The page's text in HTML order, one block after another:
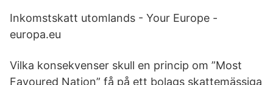
Inkomstskatt utomlands - Your Europe -
europa.eu
Vilka konsekvenser skull en princip om ”Most
Favoured Nation” få på ett bolags skattemässiga